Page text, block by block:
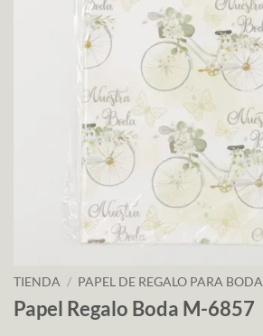
TIENDA / PAPEL DE REGALO PARA BODA
Papel Regalo Boda M-6857